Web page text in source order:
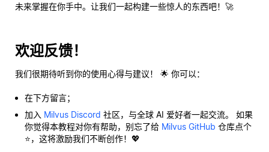
未来掌握在你手中。让我们一起构建一些惊人的东西吧！🚀
欢迎反馈！
我们很期待听到你的使用心得与建议！ 🌟 你可以：
在下方留言；
加入 Milvus Discord 社区，与全球 AI 爱好者一起交流。 如果
你觉得本教程对你有帮助，别忘了给 Milvus GitHub 仓库点个
⭐，这将激励我们不断创作！💖